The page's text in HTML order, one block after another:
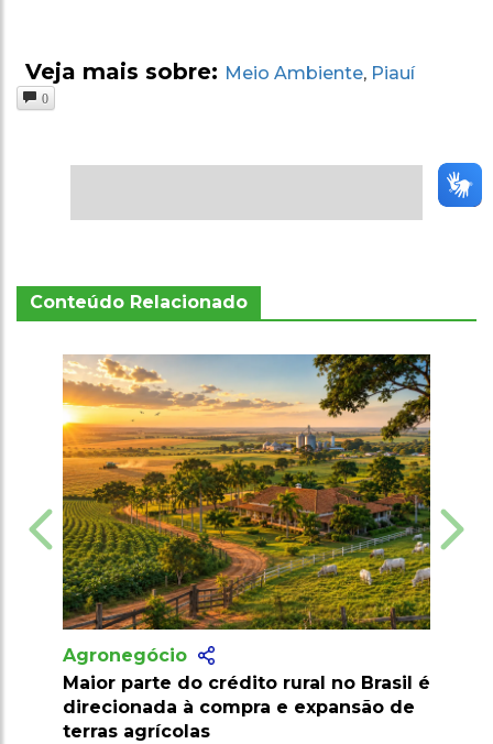
Veja mais sobre: Meio Ambiente, Piauí
0
Conteúdo Relacionado
rural no Brasil é
e expansão de
Agronegócio
Produtor converte ligação com o
campo em projeto de agricultura
orgânica